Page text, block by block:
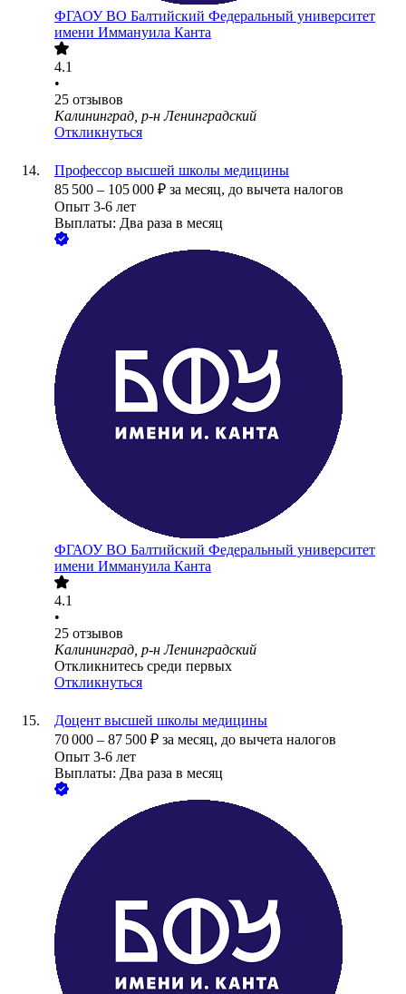
ФГАОУ ВО Балтийский Федеральный университет
имени Иммануила Канта
4.1
•
25 отзывов
Калининград, р-н Ленинградский
Откликнуться
Профессор высшей школы медицины
85 500 – 105 000 ₽ за месяц, до вычета налогов
Опыт 3-6 лет
Выплаты: Два раза в месяц
ФГАОУ ВО Балтийский Федеральный университет
имени Иммануила Канта
4.1
•
25 отзывов
Калининград, р-н Ленинградский
Откликнитесь среди первых
Откликнуться
Доцент высшей школы медицины
70 000 – 87 500 ₽ за месяц, до вычета налогов
Опыт 3-6 лет
Выплаты: Два раза в месяц